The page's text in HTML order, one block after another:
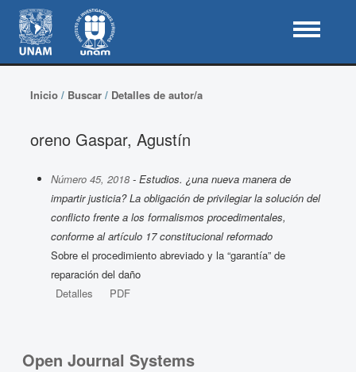
Inicio/ Buscar/ Detalles de autor/a
oreno Gaspar, Agustín
Número 45, 2018- Estudios. ¿una nueva manera de
impartir justicia? La obligación de privilegiar la solución del
conflicto frente a los formalismos procedimentales,
conforme al artículo 17 constitucional reformado
Sobre el procedimiento abreviado y la “garantía” de
reparación del daño
Detalles
PDF
Open Journal Systems